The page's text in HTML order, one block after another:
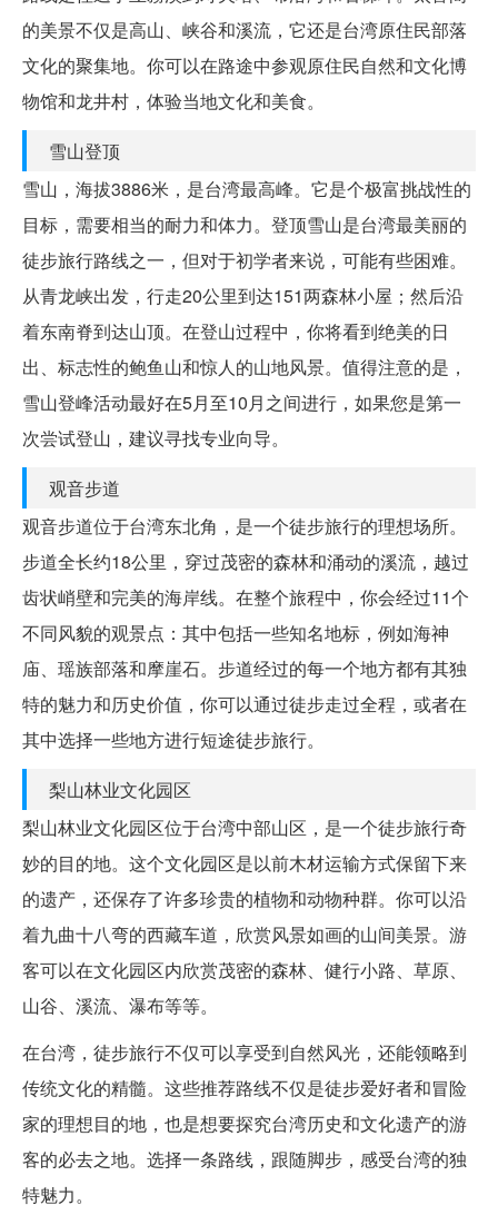
的美景不仅是高山、峡谷和溪流，它还是台湾原住民部落
文化的聚集地。你可以在路途中参观原住民自然和文化博
物馆和龙井村，体验当地文化和美食。
雪山登顶
雪山，海拔3886米，是台湾最高峰。它是个极富挑战性的
目标，需要相当的耐力和体力。登顶雪山是台湾最美丽的
徒步旅行路线之一，但对于初学者来说，可能有些困难。
从青龙峡出发，行走20公里到达151两森林小屋；然后沿
着东南脊到达山顶。在登山过程中，你将看到绝美的日
出、标志性的鲍鱼山和惊人的山地风景。值得注意的是，
雪山登峰活动最好在5月至10月之间进行，如果您是第一
次尝试登山，建议寻找专业向导。
观音步道
观音步道位于台湾东北角，是一个徒步旅行的理想场所。
步道全长约18公里，穿过茂密的森林和涌动的溪流，越过
齿状峭壁和完美的海岸线。在整个旅程中，你会经过11个
不同风貌的观景点：其中包括一些知名地标，例如海神
庙、瑶族部落和摩崖石。步道经过的每一个地方都有其独
特的魅力和历史价值，你可以通过徒步走过全程，或者在
其中选择一些地方进行短途徒步旅行。
梨山林业文化园区
梨山林业文化园区位于台湾中部山区，是一个徒步旅行奇
妙的目的地。这个文化园区是以前木材运输方式保留下来
的遗产，还保存了许多珍贵的植物和动物种群。你可以沿
着九曲十八弯的西藏车道，欣赏风景如画的山间美景。游
客可以在文化园区内欣赏茂密的森林、健行小路、草原、
山谷、溪流、瀑布等等。
在台湾，徒步旅行不仅可以享受到自然风光，还能领略到
传统文化的精髓。这些推荐路线不仅是徒步爱好者和冒险
家的理想目的地，也是想要探究台湾历史和文化遗产的游
客的必去之地。选择一条路线，跟随脚步，感受台湾的独
特魅力。